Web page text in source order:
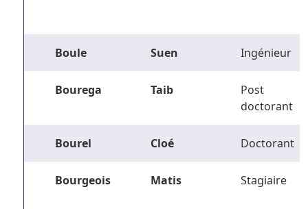
Boule Suen Ingénieur
Bourega Taib
Post
doctorant
Bourel Cloé Doctorant
Bourgeois Matis Stagiaire